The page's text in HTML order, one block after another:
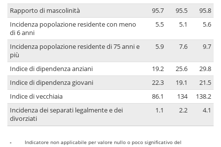
Rapporto di mascolinità 95.7 95.5
95.8
Incidenza popolazione residente con meno
di 6 anni
5.5 5.1 5.6
Incidenza popolazione residente di 75 anni e
più
5.9 7.6 9.7
Indice di dipendenza anziani 19.2 25.6
29.8
Indice di dipendenza giovani
22.3 19.1
21.5
Indice di vecchiaia
86.1 134
138.2
Incidenza dei separati legalmente e dei
divorziati
1.1 2.2 4.1
-
Indicatore non applicabile per valore nullo o poco significativo del